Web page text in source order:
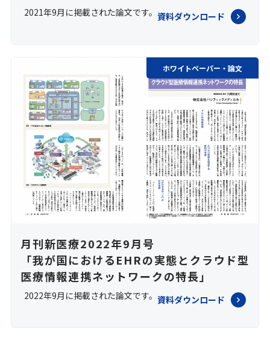
2021年9月に掲載された論文です。 資料ダウンロード
ホワイトペーパー・論文
月刊新医療2022年9月号
「我が国におけるEHRの実態とクラウド型
医療情報連携ネットワークの特長」
2022年9月に掲載された論文です。 資料ダウンロード